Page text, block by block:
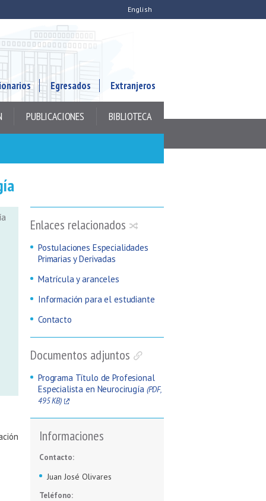
English
Egresados Extranjeros
PUBLICACIONES BIBLIOTECA
Enlaces relacionados
Postulaciones Especialidades
Primarias y Derivadas
Matrícula y aranceles
Información para el estudiante
Contacto
Documentos adjuntos
Programa Título de Profesional
Especialista en Neurocirugía (PDF,
495 KB)
Informaciones
Contacto:
Juan José Olivares
Teléfono: